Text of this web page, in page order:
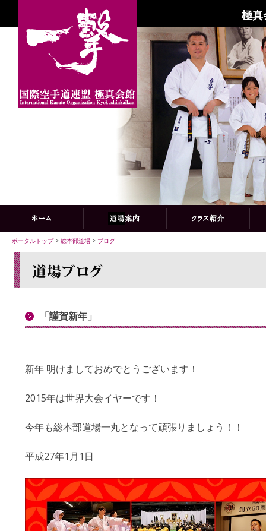
極真
ポータルトップ> 総本部道場 > ブログ
「謹賀新年」
新年 明けましておめでとうございます！
2015年は世界大会イヤーです！
今年も総本部道場一丸となって頑張りましょう！！
平成27年1月1日